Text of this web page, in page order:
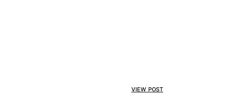
VIEW POST